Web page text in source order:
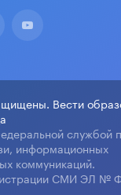
Вести
службой
информационных
коммуникаций.
СМИ ЭЛ №